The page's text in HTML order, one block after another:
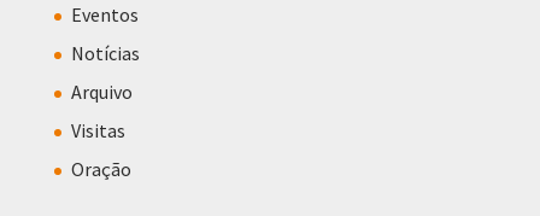
Eventos
Notícias
Arquivo
Visitas
Oração